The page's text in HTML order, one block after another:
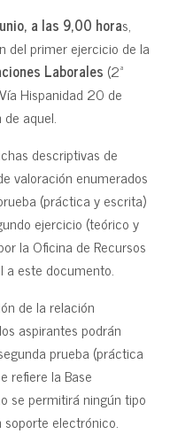
a las 9,00 horas,
del primer ejercicio de la
Laborales (2ª
Hispanidad 20 de
aquel.
descriptivas de
valoración enumerados
(práctica y escrita)
ejercicio (teórico y
la Oficina de Recursos
a este documento.
de la relación
aspirantes podrán
prueba (práctica
refiere la Base
se permitirá ningún tipo
electrónico.